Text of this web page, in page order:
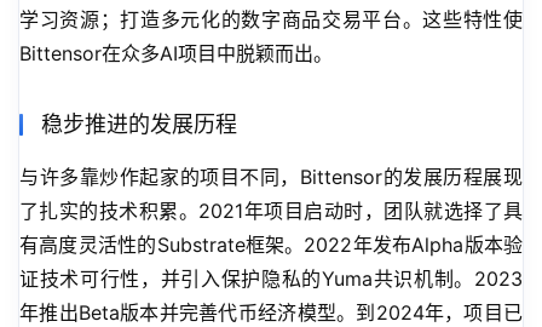
学习资源；打造多元化的数字商品交易平台。这些特性使
Bittensor在众多AI项目中脱颖而出。
稳步推进的发展历程
与许多靠炒作起家的项目不同，Bittensor的发展历程展现
了扎实的技术积累。2021年项目启动时，团队就选择了具
有高度灵活性的Substrate框架。2022年发布Alpha版本验
证技术可行性，并引入保护隐私的Yuma共识机制。2023
年推出Beta版本并完善代币经济模型。到2024年，项目已